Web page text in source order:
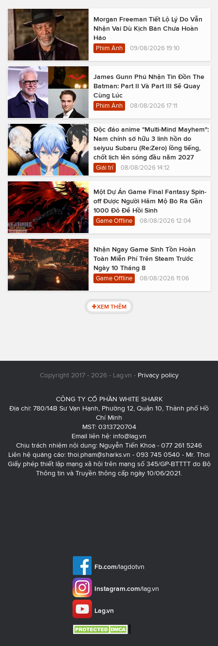
Morgan Freeman Tiết Lộ Lý Do Vẫn
Nhận Vai Dù Kịch Bản Chưa Hoàn
Hảo
Phim Ảnh 09/08/2026 19:10
James Gunn Phủ Nhận Tin Đồn The
Batman: Part II Và Part III Sẽ Quay
Cùng Lúc
Phim Ảnh 08/08/2026 17:11
Độc đáo anime "Multi-Mind Mayhem":
Nam chính sở hữu 3 linh hồn do
seiyuu Subaru (Re:Zero) lồng tiếng,
chốt lịch lên sóng đầu năm 2027
Giải trí 08/08/2026 14:12
Một Dự Án Game Final Fantasy Spin-
off Được Người Hâm Mộ Bỏ Ra Gần
1000 Đô Để Hồi Sinh
Game Offline 08/08/2026 12:04
Nhận Ngay Game Sinh Tồn Hoàn
Toàn Miễn Phí Trên Steam Trước
Ngày 10 Tháng 8
Game Offline 08/08/2026 11:06
XEM THÊM
Copyright 2017 - 2026 - Lag.vn - Privacy policy
CÔNG TY CỔ PHẦN WHITE SHARK
Địa chỉ: 780/14B Sư Vạn Hạnh, Phường 12, Quận 10, Thành phố Hồ
Chí Minh
MST: 0313720704
Email liên hệ: info@lag.vn
Chịu trách nhiệm nội dung: Nguyễn Tiến Khoa - 077 261 5246
Liên hệ quảng cáo: thoi.pham@sharks.vn - 093 745 0540 - Mr. Thơi
Giấy phép thiết lập mạng xã hội trên mạng số 345/GP-BTTTT do Bộ
Thông tin và Truyền thông cấp ngày 10/06/2021.
Fb.com/lagdotvn
Instagram.com/lag.vn
Lag.vn